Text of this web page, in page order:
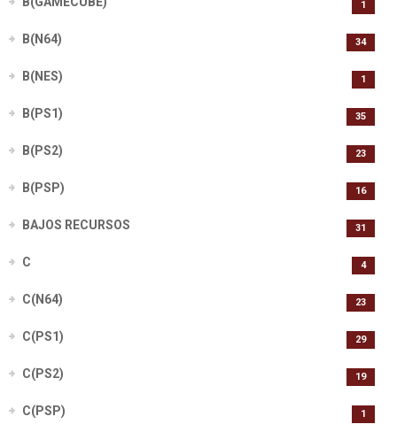
1
B(N64) 34
B(NES) 1
B(PS1) 35
B(PS2) 23
B(PSP) 16
BAJOS RECURSOS 31
C 4
C(N64) 23
C(PS1) 29
C(PS2) 19
C(PSP) 1